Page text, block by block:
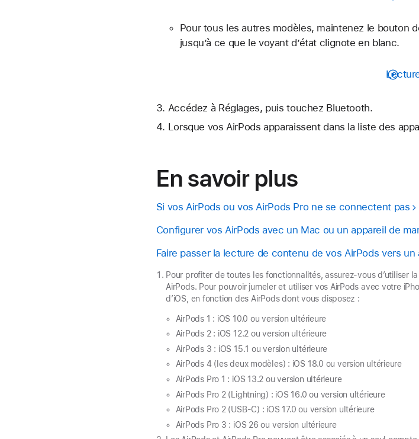
Pour tous les autres modèles, maintenez le bouton
jusqu’à ce que le voyant d’état clignote en blanc.
Accédez à Réglages, puis touchez Bluetooth.
Lorsque vos AirPods apparaissent dans la liste des
En savoir plus
Si vos AirPods ou vos AirPods Pro ne se connectent pas
Configurer vos AirPods avec un Mac ou un appareil de
Faire passer la lecture de contenu de vos AirPods vers un
Pour profiter de toutes les fonctionnalités, assurez-vous d’utiliser
AirPods. Pour pouvoir jumeler et utiliser vos AirPods avec votre
d’iOS, en fonction des AirPods dont vous disposez :
AirPods 1 : iOS 10.0 ou version ultérieure
AirPods 2 : iOS 12.2 ou version ultérieure
AirPods 3 : iOS 15.1 ou version ultérieure
AirPods 4 (les deux modèles) : iOS 18.0 ou version ultérieure
AirPods Pro 1 : iOS 13.2 ou version ultérieure
AirPods Pro 2 (Lightning) : iOS 16.0 ou version ultérieure
AirPods Pro 2 (USB-C) : iOS 17.0 ou version ultérieure
AirPods Pro 3 : iOS 26 ou version ultérieure